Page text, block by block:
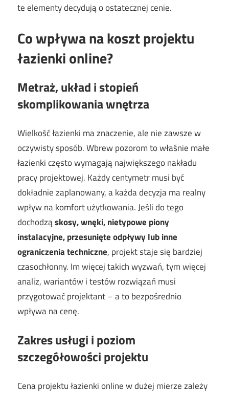
te elementy decydują o ostatecznej cenie.
Co wpływa na koszt projektu
łazienki online?
Metraż, układ i stopień
skomplikowania wnętrza
Wielkość łazienki ma znaczenie, ale nie zawsze w
oczywisty sposób. Wbrew pozorom to właśnie małe
łazienki często wymagają największego nakładu
pracy projektowej. Każdy centymetr musi być
dokładnie zaplanowany, a każda decyzja ma realny
wpływ na komfort użytkowania. Jeśli do tego
dochodząskosy, wnęki, nietypowe piony
instalacyjne, przesunięte odpływy lub inne
ograniczenia techniczne, projekt staje się bardziej
czasochłonny. Im więcej takich wyzwań, tym więcej
analiz, wariantów i testów rozwiązań musi
przygotować projektant – a to bezpośrednio
wpływa na cenę.
Zakres usługi i poziom
szczegółowości projektu
Cena projektu łazienki online w dużej mierze zależy